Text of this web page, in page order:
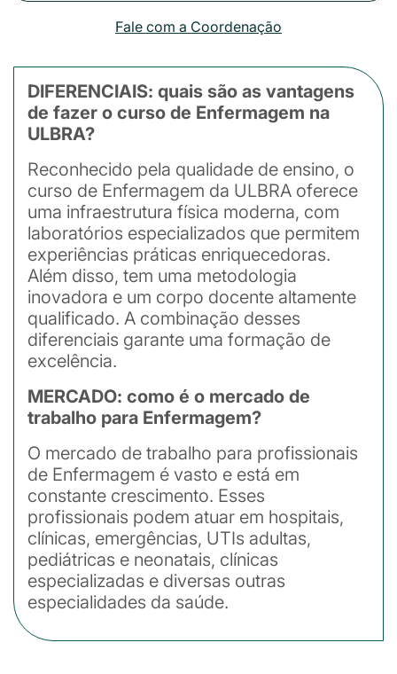
Fale com a Coordenação
DIFERENCIAIS: quais são as vantagens
de fazer o curso de Enfermagem na
ULBRA?
Reconhecido pela qualidade de ensino, o
curso de Enfermagem da ULBRA oferece
uma infraestrutura física moderna, com
laboratórios especializados que permitem
experiências práticas enriquecedoras.
Além disso, tem uma metodologia
inovadora e um corpo docente altamente
qualificado. A combinação desses
diferenciais garante uma formação de
excelência.
MERCADO: como é o mercado de
trabalho para Enfermagem?
O mercado de trabalho para profissionais
de Enfermagem é vasto e está em
constante crescimento. Esses
profissionais podem atuar em hospitais,
clínicas, emergências, UTIs adultas,
pediátricas e neonatais, clínicas
especializadas e diversas outras
especialidades da saúde.